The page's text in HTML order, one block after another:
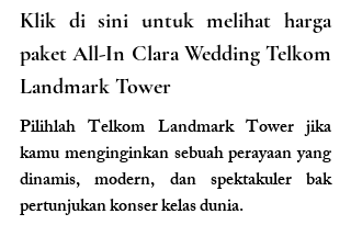
Klik di sini untuk melihat harga
paket All-In Clara Wedding Telkom
Landmark Tower
Pilihlah Telkom Landmark Tower jika
kamu menginginkan sebuah perayaan yang
dinamis, modern, dan spektakuler bak
pertunjukan konser kelas dunia.